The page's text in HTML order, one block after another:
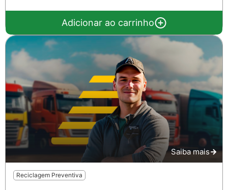
Adicionar ao carrinho
Saiba mais
Reciclagem Preventiva